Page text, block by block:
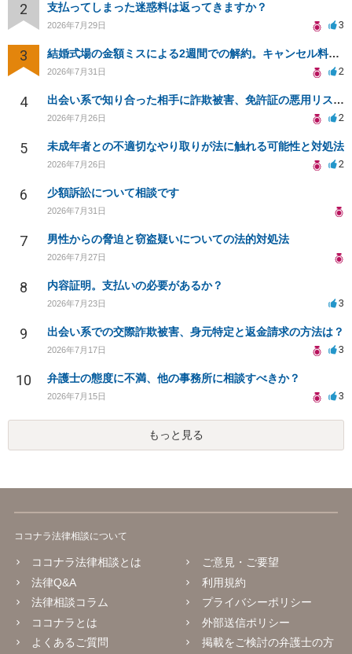
2 支払ってしまった迷惑料は返ってきますか？
2026年7月29日 3
3 結婚式場の金額ミスによる2週間での解約。キャンセル料10万円の免除は可能か。
2026年7月31日 2
4 出会い系で知り合った相手に詐欺被害、免許証の悪用リスクと対策。
2026年7月26日 2
5 未成年者との不適切なやり取りが法に触れる可能性と対処法
2026年7月26日 2
6 少額訴訟について相談です
2026年7月31日
7 男性からの脅迫と窃盗疑いについての法的対処法
2026年7月27日
8 内容証明。支払いの必要があるか？
2026年7月23日 3
9 出会い系での交際詐欺被害、身元特定と返金請求の方法は？
2026年7月17日 3
10 弁護士の態度に不満、他の事務所に相談すべきか？
2026年7月15日 3
もっと見る
ココナラ法律相談について
ココナラ法律相談とは
法律Q&A
法律相談コラム
ココナラとは
よくあるご質問
ご意見・ご要望
利用規約
プライバシーポリシー
外部送信ポリシー
掲載をご検討の弁護士の方